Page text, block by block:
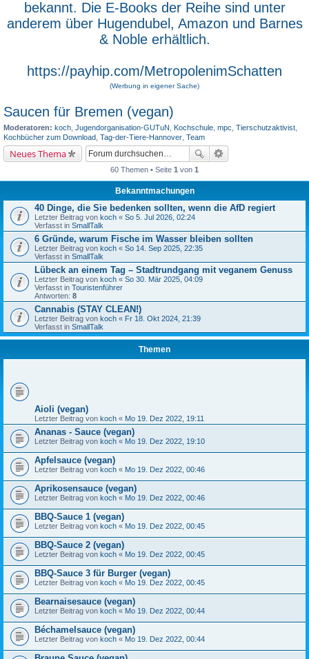
bekannt. Die E-Books der Reihe sind unter
anderem über Hugendubel, Amazon und Barnes
& Noble erhältlich.
https://payhip.com/MetropolenimSchatten
(Werbung in eigener Sache)
Saucen für Bremen (vegan)
Moderatoren: koch Jugendorganisation-GUTuN Kochschule mpc Tierschutzaktivist
Kochbücher zum Download Tag-der-Tiere-Hannover Team
Neues Thema
60 Themen • Seite 1 von 1
Bekanntmachungen
40 Dinge, die Sie bedenken sollten, wenn die AfD regiert
Letzter Beitrag von koch « So 5. Jul 2026, 02:24
Verfasst in SmallTalk
6 Gründe, warum Fische im Wasser bleiben sollten
Letzter Beitrag von koch « So 14. Sep 2025, 22:35
Verfasst in SmallTalk
Lübeck an einem Tag – Stadtrundgang mit veganem Genuss
Letzter Beitrag von koch « So 30. Mär 2025, 04:09
Verfasst in Touristenführer
Antworten: 8
Cannabis (STAY CLEAN!)
Letzter Beitrag von koch « Fr 18. Okt 2024, 21:39
Verfasst in SmallTalk
Themen
Aioli (vegan)
Letzter Beitrag von koch « Mo 19. Dez 2022, 19:11
Ananas - Sauce (vegan)
Letzter Beitrag von koch « Mo 19. Dez 2022, 19:10
Apfelsauce (vegan)
Letzter Beitrag von koch « Mo 19. Dez 2022, 00:46
Aprikosensauce (vegan)
Letzter Beitrag von koch « Mo 19. Dez 2022, 00:46
BBQ-Sauce 1 (vegan)
Letzter Beitrag von koch « Mo 19. Dez 2022, 00:45
BBQ-Sauce 2 (vegan)
Letzter Beitrag von koch « Mo 19. Dez 2022, 00:45
BBQ-Sauce 3 für Burger (vegan)
Letzter Beitrag von koch « Mo 19. Dez 2022, 00:45
Bearnaisesauce (vegan)
Letzter Beitrag von koch « Mo 19. Dez 2022, 00:44
Béchamelsauce (vegan)
Letzter Beitrag von koch « Mo 19. Dez 2022, 00:44